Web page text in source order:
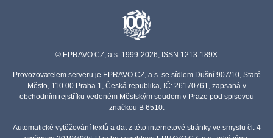
© EPRAVO.CZ, a.s. 1999-2026, ISSN 1213-189X
Provozovatelem serveru je EPRAVO.CZ, a.s. se sídlem Dušní 907/10, Staré
Město, 110 00 Praha 1, Česká republika, IČ: 26170761, zapsaná v
obchodním rejstříku vedeném Městským soudem v Praze pod spisovou
značkou B 6510.
Automatické vytěžování textů a dat z této internetové stránky ve smyslu čl. 4